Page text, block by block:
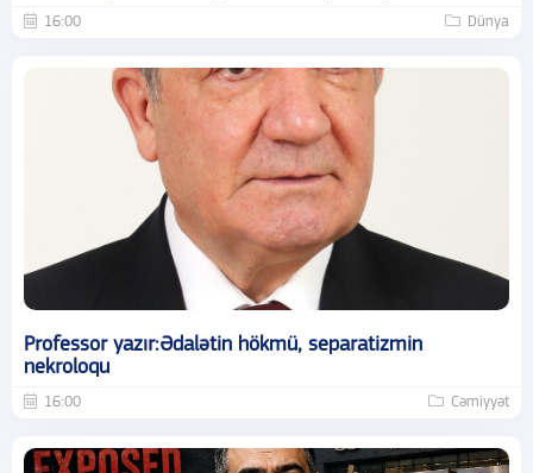
16:00 Dünya
Professor yazır:Ədalətin hökmü, separatizmin
nekroloqu
16:00 Cəmiyyət